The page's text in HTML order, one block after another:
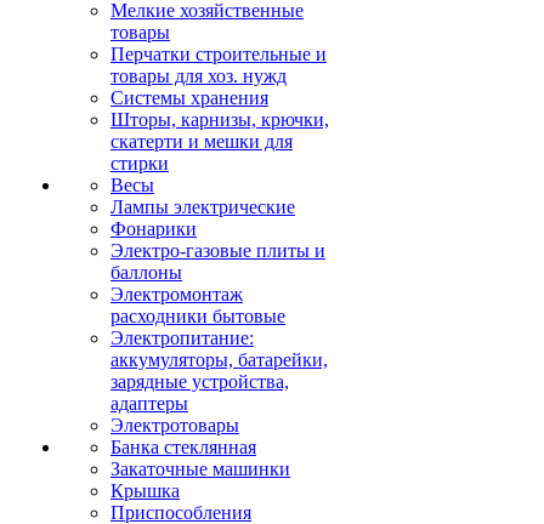
Мелкие хозяйственные
товары
Перчатки строительные и
товары для хоз. нужд
Системы хранения
Шторы, карнизы, крючки,
скатерти и мешки для
стирки
Весы
Лампы электрические
Фонарики
Электро-газовые плиты и
баллоны
Электромонтаж
расходники бытовые
Электропитание:
аккумуляторы, батарейки,
зарядные устройства,
адаптеры
Электротовары
Банка стеклянная
Закаточные машинки
Крышка
Приспособления